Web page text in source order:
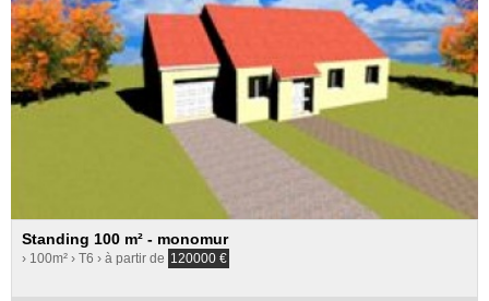
Standing 100 m² - monomur
› 100m² › T6 › à partir de 120000 €